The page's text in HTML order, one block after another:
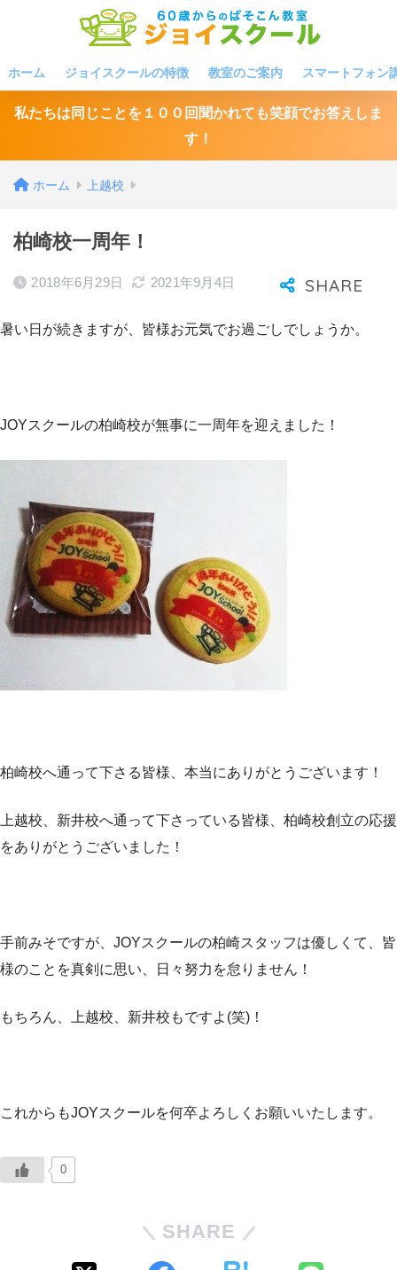
ホーム ジョイスクールの特徴 教室のご案内 スマートフォン
私たちは同じことを１００回聞かれても笑顔でお答えしま
す！
ホーム 上越校
柏崎校一周年！
2018年6月29日 2021年9月4日
暑い日が続きますが、皆様お元気でお過ごしでしょうか。
JOYスクールの柏崎校が無事に一周年を迎えました！
柏崎校へ通って下さる皆様、本当にありがとうございます！
上越校、新井校へ通って下さっている皆様、柏崎校創立の応援
をありがとうございました！
手前みそですが、JOYスクールの柏崎スタッフは優しくて、皆
様のことを真剣に思い、日々努力を怠りません！
もちろん、上越校、新井校もですよ(笑)！
これからもJOYスクールを何卒よろしくお願いいたします。
0
SHARE